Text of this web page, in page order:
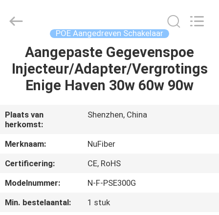
HUIS
PRODUCTEN
ONGEVEER
ONS
FABRIEKSREIS
Technology
Co.,Ltd.
POE Aangedreven Schakelaar
Aangepaste Gegevenspoe
Injecteur/Adapter/Vergrotings
Enige Haven 30w 60w 90w
Plaats van
herkomst:
Shenzhen, China
Merknaam:
NuFiber
Certificering:
CE, RoHS
Modelnummer:
N-F-PSE300G
Min. bestelaantal:
1 stuk